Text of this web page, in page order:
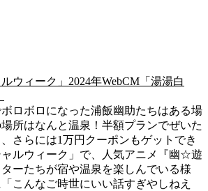
ウィーク」2024年WebCM「湯湯白
ロボロになった浦飯幽助たちはある場
所はなんと温泉！半額プランでぜいた
さらには1万円クーポンもゲットでき
ルウィーク」で、人気アニメ『幽☆遊
ーたちが宿や温泉を楽しんでいる様
こんなご時世にいい話すぎやしねえ